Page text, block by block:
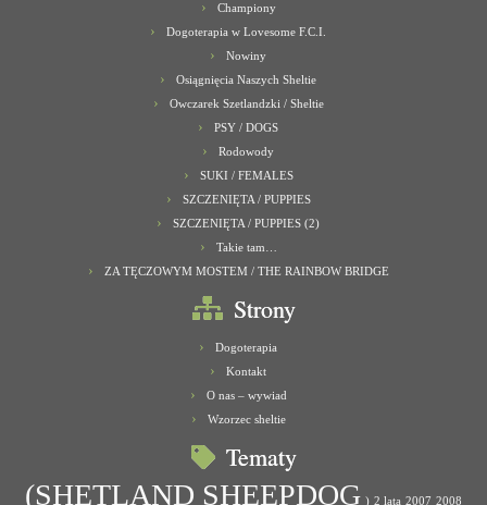
Championy
Dogoterapia w Lovesome F.C.I.
Nowiny
Osiągnięcia Naszych Sheltie
Owczarek Szetlandzki / Sheltie
PSY / DOGS
Rodowody
SUKI / FEMALES
SZCZENIĘTA / PUPPIES
SZCZENIĘTA / PUPPIES (2)
Takie tam…
ZA TĘCZOWYM MOSTEM / THE RAINBOW BRIDGE
Strony
Dogoterapia
Kontakt
O nas – wywiad
Wzorzec sheltie
Tematy
(SHETLAND SHEEPDOG ) 2 lata 2007 2008